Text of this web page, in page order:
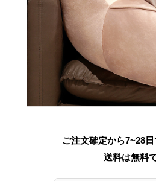
ご注文確定から7~28
送料は無料